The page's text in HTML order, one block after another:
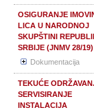
OSIGURANJE
LICA U NARODNOJ
SKUPŠTINI
SRBIJE (JNMV 28/19)
Dokumentacija
TEKUĆE
SERVISIRANJE
INSTALACIJA